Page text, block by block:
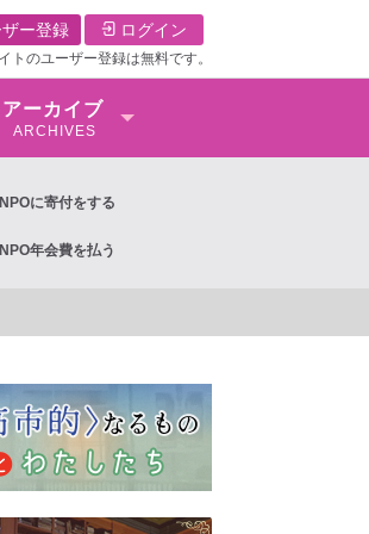
ー登録 ログイン
トのユーザー登録は無料です。
アーカイブ
ARCHIVES
NPOに寄付をする
NPO年会費を払う